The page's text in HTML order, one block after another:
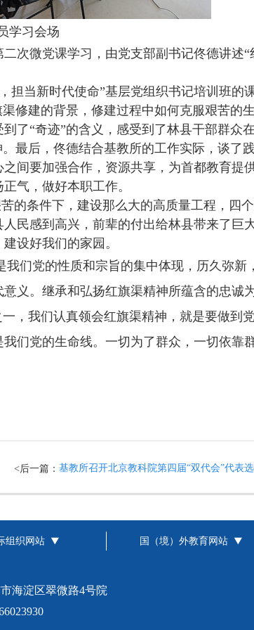
学习会场
次微党课学习，由党支部副书记佟德讲述
担当新时代使命”基层党组织书记培训班的
修建的背景，修建过程中如何克服艰苦的
了“奇迹”的含义，感受到了林县干部群众
最后，佟德结合基教所的工作实际，谈了
间要加强合作，资源共享，为首都教育提
气，做好本职工作。
的条件下，建设那么大的高质量工程，四
民感到高兴，前辈的付出给林县带来了巨
设好我们的家园。
我们党的性质和宗旨的集中体现，历久弥新
义。 继承和弘扬红旗渠精神所蕴含的忠诚
一，我们认真领会红旗渠精神，就是要做到
们党的生命线。一切为了群众，一切依靠
<后一篇： 基教所召开北京教科院第四届“双代会”代表
组织网站 国（境）外教育网站
海淀区翠微路4号院